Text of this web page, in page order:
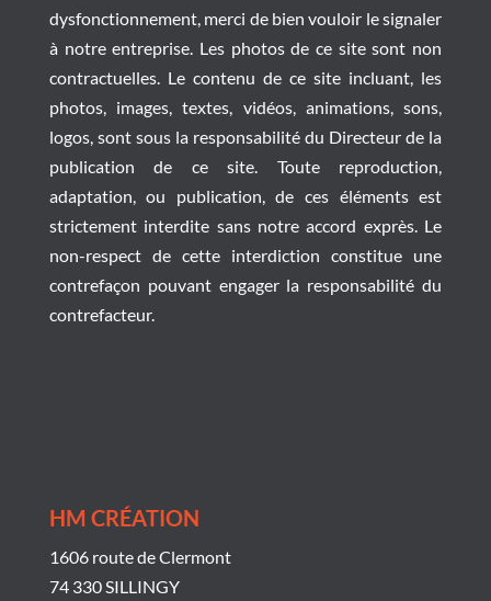
dysfonctionnement, merci de bien vouloir le signaler
à notre entreprise. Les photos de ce site sont non
contractuelles. Le contenu de ce site incluant, les
photos, images, textes, vidéos, animations, sons,
logos, sont sous la responsabilité du Directeur de la
publication de ce site. Toute reproduction,
adaptation, ou publication, de ces éléments est
strictement interdite sans notre accord exprès. Le
non-respect de cette interdiction constitue une
contrefaçon pouvant engager la responsabilité du
contrefacteur.
HM CRÉATION
1606 route de Clermont
74 330 SILLINGY